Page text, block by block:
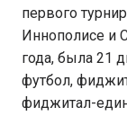
первого
Иннополисе и
года, была 21
футбол,
фиджитал-